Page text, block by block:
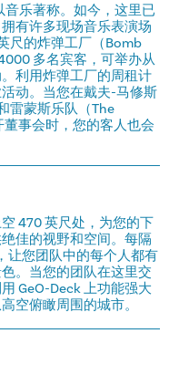
音乐著称。如今，这里已
有许多现场音乐表演场
尺的炸弹工厂（Bomb
多名宾客，可举办从
利用炸弹工厂的周租计
动。当您在戴夫-马修斯
雷蒙斯乐队（The
事会时，您的客人也会
470 英尺处，为您的下
佳的视野和空间。每隔
让您团队中的每个人都有
。当您的团队在这里交
GeO-Deck 上功能强大
空俯瞰周围的城市。